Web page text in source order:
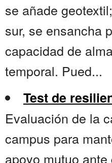
se añade
sur, se ensancha
capacidad de
temporal. Pued...
Test de
Evaluación de la
campus para
apoyo mutuo